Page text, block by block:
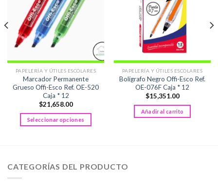
PAPELERÍA Y ÚTILES ESCOLARES
Marcador Permanente
Grueso Offi-Esco Ref. OE-520
Caja * 12
$21,658.00
Seleccionar opciones
variantes.
PAPELERÍA Y ÚTILES ESCOLARES
Bolígrafo Negro Offi-Esco Ref.
OE-076F Caja * 12
$15,351.00
Añadir al carrito
CATEGORÍAS DEL PRODUCTO